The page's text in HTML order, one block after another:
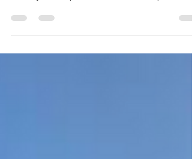
amis communs en juin 2020 et tout de
suite, j'ai su que nous étions en phase,
question de phéromones...